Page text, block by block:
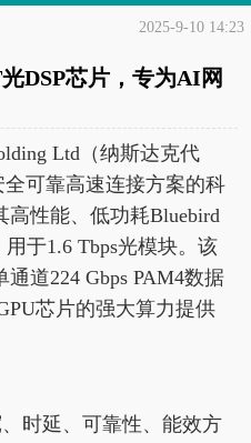
2025-9-10 14:23
DSP芯片，专为AI网
Ltd（纳斯达克代
可靠高速连接方案的科
性能、低功耗Bluebird
于1.6 Tbps光模块。该
道224 Gbps PAM4数据
芯片的强大算力提供
时延、可靠性、能效方